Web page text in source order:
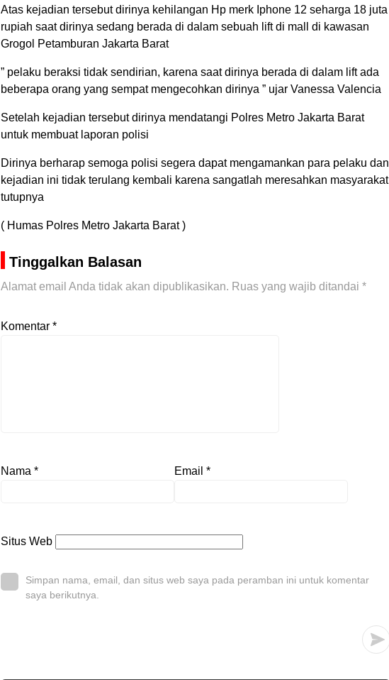
Atas kejadian tersebut dirinya kehilangan Hp merk Iphone 12 seharga 18 juta
rupiah saat dirinya sedang berada di dalam sebuah lift di mall di kawasan
Grogol Petamburan Jakarta Barat
” pelaku beraksi tidak sendirian, karena saat dirinya berada di dalam lift ada
beberapa orang yang sempat mengecohkan dirinya ” ujar Vanessa Valencia
Setelah kejadian tersebut dirinya mendatangi Polres Metro Jakarta Barat
untuk membuat laporan polisi
Dirinya berharap semoga polisi segera dapat mengamankan para pelaku dan
kejadian ini tidak terulang kembali karena sangatlah meresahkan masyarakat
tutupnya
( Humas Polres Metro Jakarta Barat )
Tinggalkan Balasan
Alamat email Anda tidak akan dipublikasikan. Ruas yang wajib ditandai *
Komentar *
Nama * Email *
Situs Web
Simpan nama, email, dan situs web saya pada peramban ini untuk komentar
saya berikutnya.